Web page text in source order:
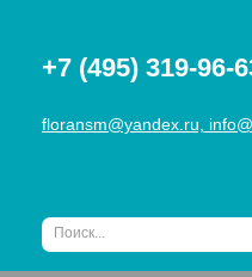
+7 (495) 319-96-
floransm@yandex.ru,